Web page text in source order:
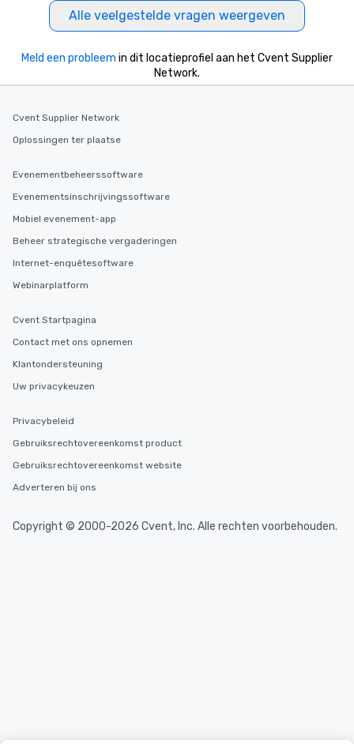
Alle veelgestelde vragen weergeven
Meld een probleem in dit locatieprofiel aan het Cvent Supplier
Network.
Cvent Supplier Network
Oplossingen ter plaatse
Evenementbeheerssoftware
Evenementsinschrijvingssoftware
Mobiel evenement-app
Beheer strategische vergaderingen
Internet-enquêtesoftware
Webinarplatform
Cvent Startpagina
Contact met ons opnemen
Klantondersteuning
Uw privacykeuzen
Privacybeleid
Gebruiksrechtovereenkomst product
Gebruiksrechtovereenkomst website
Adverteren bij ons
Copyright © 2000-2026 Cvent, Inc. Alle rechten voorbehouden.